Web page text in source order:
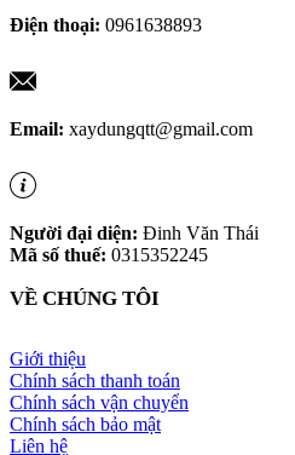
Điện thoại: 0961638893
Email: xaydungqtt@gmail.com
Người đại diện: Đinh Văn Thái
Mã số thuế: 0315352245
VỀ CHÚNG TÔI
Giới thiệu
Chính sách thanh toán
Chính sách vận chuyển
Chính sách bảo mật
Liên hệ